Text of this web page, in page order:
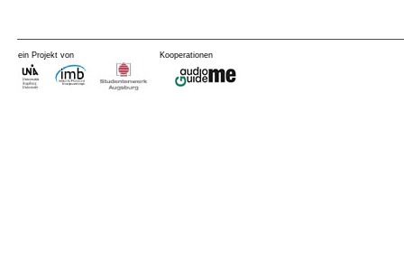
ein Projekt von Kooperationen